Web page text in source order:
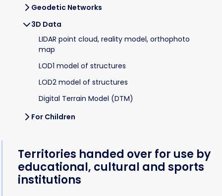
Geodetic Networks
3D Data
LIDAR point cloud, reality model, orthophoto
map
LOD1 model of structures
LOD2 model of structures
Digital Terrain Model (DTM)
For Children
Territories handed over for use by
educational, cultural and sports
institutions